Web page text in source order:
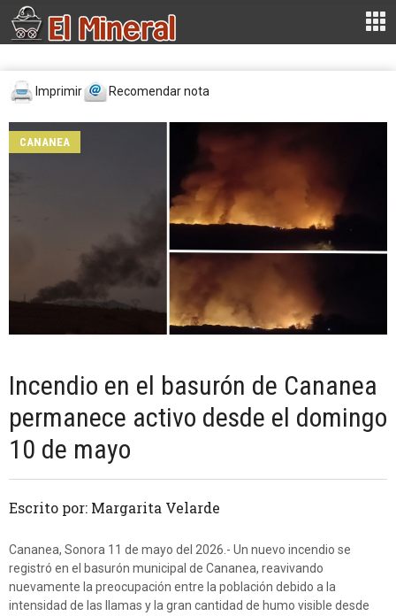
Imprimir Recomendar nota
CANANEA
Incendio en el basurón de Cananea
permanece activo desde el domingo
10 de mayo
Escrito por: Margarita Velarde
Cananea, Sonora 11 de mayo del 2026.- Un nuevo incendio se
registró en el basurón municipal de Cananea, reavivando
nuevamente la preocupación entre la población debido a la
intensidad de las llamas y la gran cantidad de humo visible desde